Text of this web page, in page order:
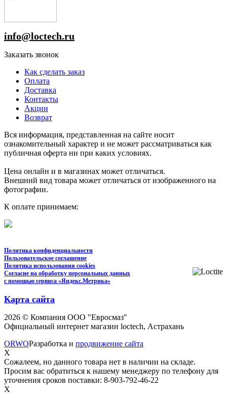
info@loctech.ru
Заказать звонок
Как сделать заказ
Оплата
Доставка
Контакты
Акции
Возврат
Вся информация, представленная на сайте носит
ознакомительный характер и не может рассматриваться как
публичная оферта ни при каких условиях.
Цена онлайн и в магазинах может отличаться.
Внешний вид товара может отличаться от изображенного на
фотографии.
К оплате принимаем:
Политика конфиденциальности
Пользовательское соглашение
Политика использования cookies
Согласие на обработку персональных данных
с помощью сервиса «Яндекс.Метрика»
Карта сайта
2026 © Компания ООО "Евросмаз"
Официальный интернет магазин loctech, Астрахань
ORWOРазработка и продвижение сайта
X
Сожалеем, но данного товара нет в наличии на складе.
Просим вас обратиться к нашему менеджеру по телефону для
уточнения сроков поставки: 8-903-792-46-22
X